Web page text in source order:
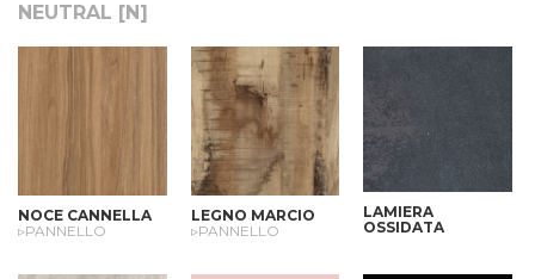
NEUTRAL [N]
NOCE CANNELLA
▹PANNELLO
LEGNO MARCIO
▹PANNELLO
LAMIERA
OSSIDATA